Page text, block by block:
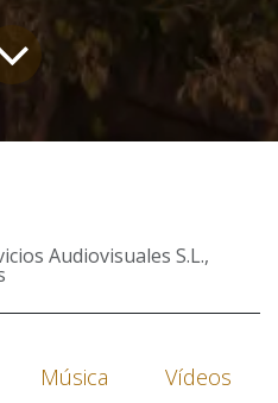
Audiovisuales S.L.,
Música Vídeos